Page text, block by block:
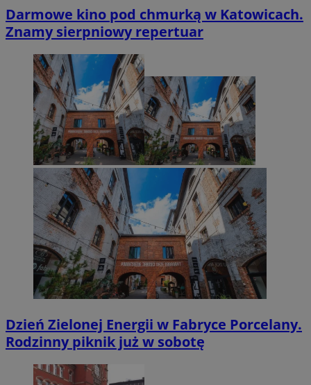
Darmowe kino pod chmurką w Katowicach.
Znamy sierpniowy repertuar
Dzień Zielonej Energii w Fabryce Porcelany.
Rodzinny piknik już w sobotę